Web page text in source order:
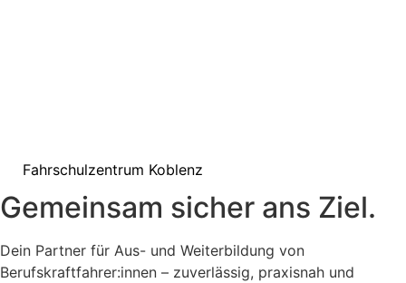
Fahrschulzentrum Koblenz
Gemeinsam sicher ans Ziel.
Dein Partner für Aus- und Weiterbildung von
Berufskraftfahrer:innen – zuverlässig, praxisnah und